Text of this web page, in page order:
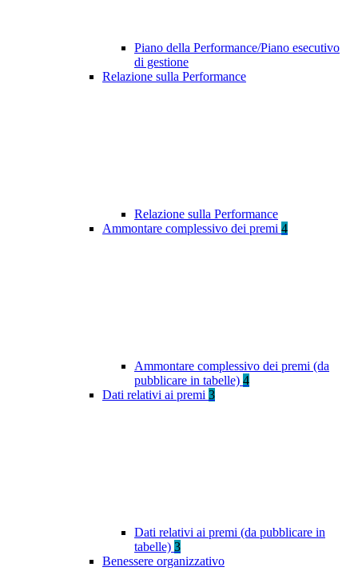
Piano della Performance/Piano esecutivo
di gestione
Relazione sulla Performance
Relazione sulla Performance
Ammontare complessivo dei premi 4
Ammontare complessivo dei premi (da
pubblicare in tabelle) 4
Dati relativi ai premi 3
Dati relativi ai premi (da pubblicare in
tabelle) 3
Benessere organizzativo